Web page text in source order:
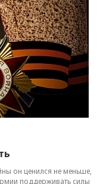
он ценился не меньше,
поддерживать силы